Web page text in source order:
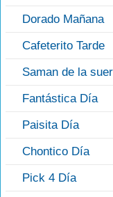
Dorado Mañana
Cafeterito Tarde
Saman de la
Fantástica Día
Paisita Día
Chontico Día
Pick 4 Día